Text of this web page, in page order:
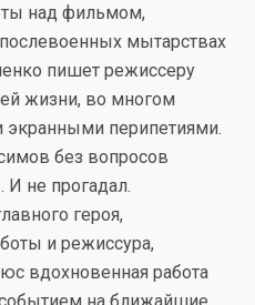
над фильмом,
мытарствах
пишет режиссеру
жизни, во многом
перипетиями.
без вопросов
И не прогадал.
героя,
и режиссура,
вдохновенная работа